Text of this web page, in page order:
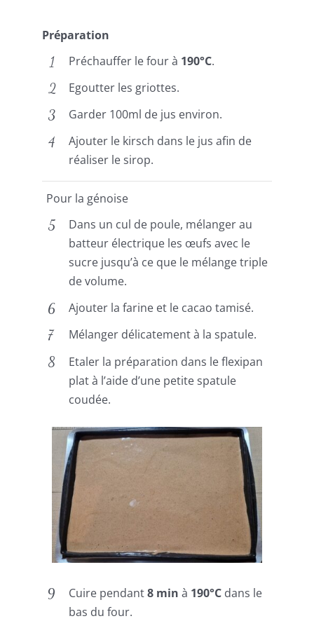
Préparation
Préchauffer le four à 190°C.
Egoutter les griottes.
Garder 100ml de jus environ.
Ajouter le kirsch dans le jus afin de
réaliser le sirop.
Pour la génoise
Dans un cul de poule, mélanger au
batteur électrique les œufs avec le
sucre jusqu’à ce que le mélange triple
de volume.
Ajouter la farine et le cacao tamisé.
Mélanger délicatement à la spatule.
Etaler la préparation dans le flexipan
plat à l’aide d’une petite spatule
coudée.
Cuire pendant8 min à 190°C dans le
bas du four.